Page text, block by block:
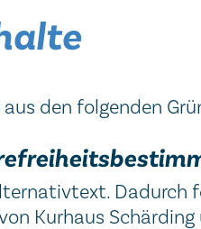
den folgenden
Dadurch
Kurhaus